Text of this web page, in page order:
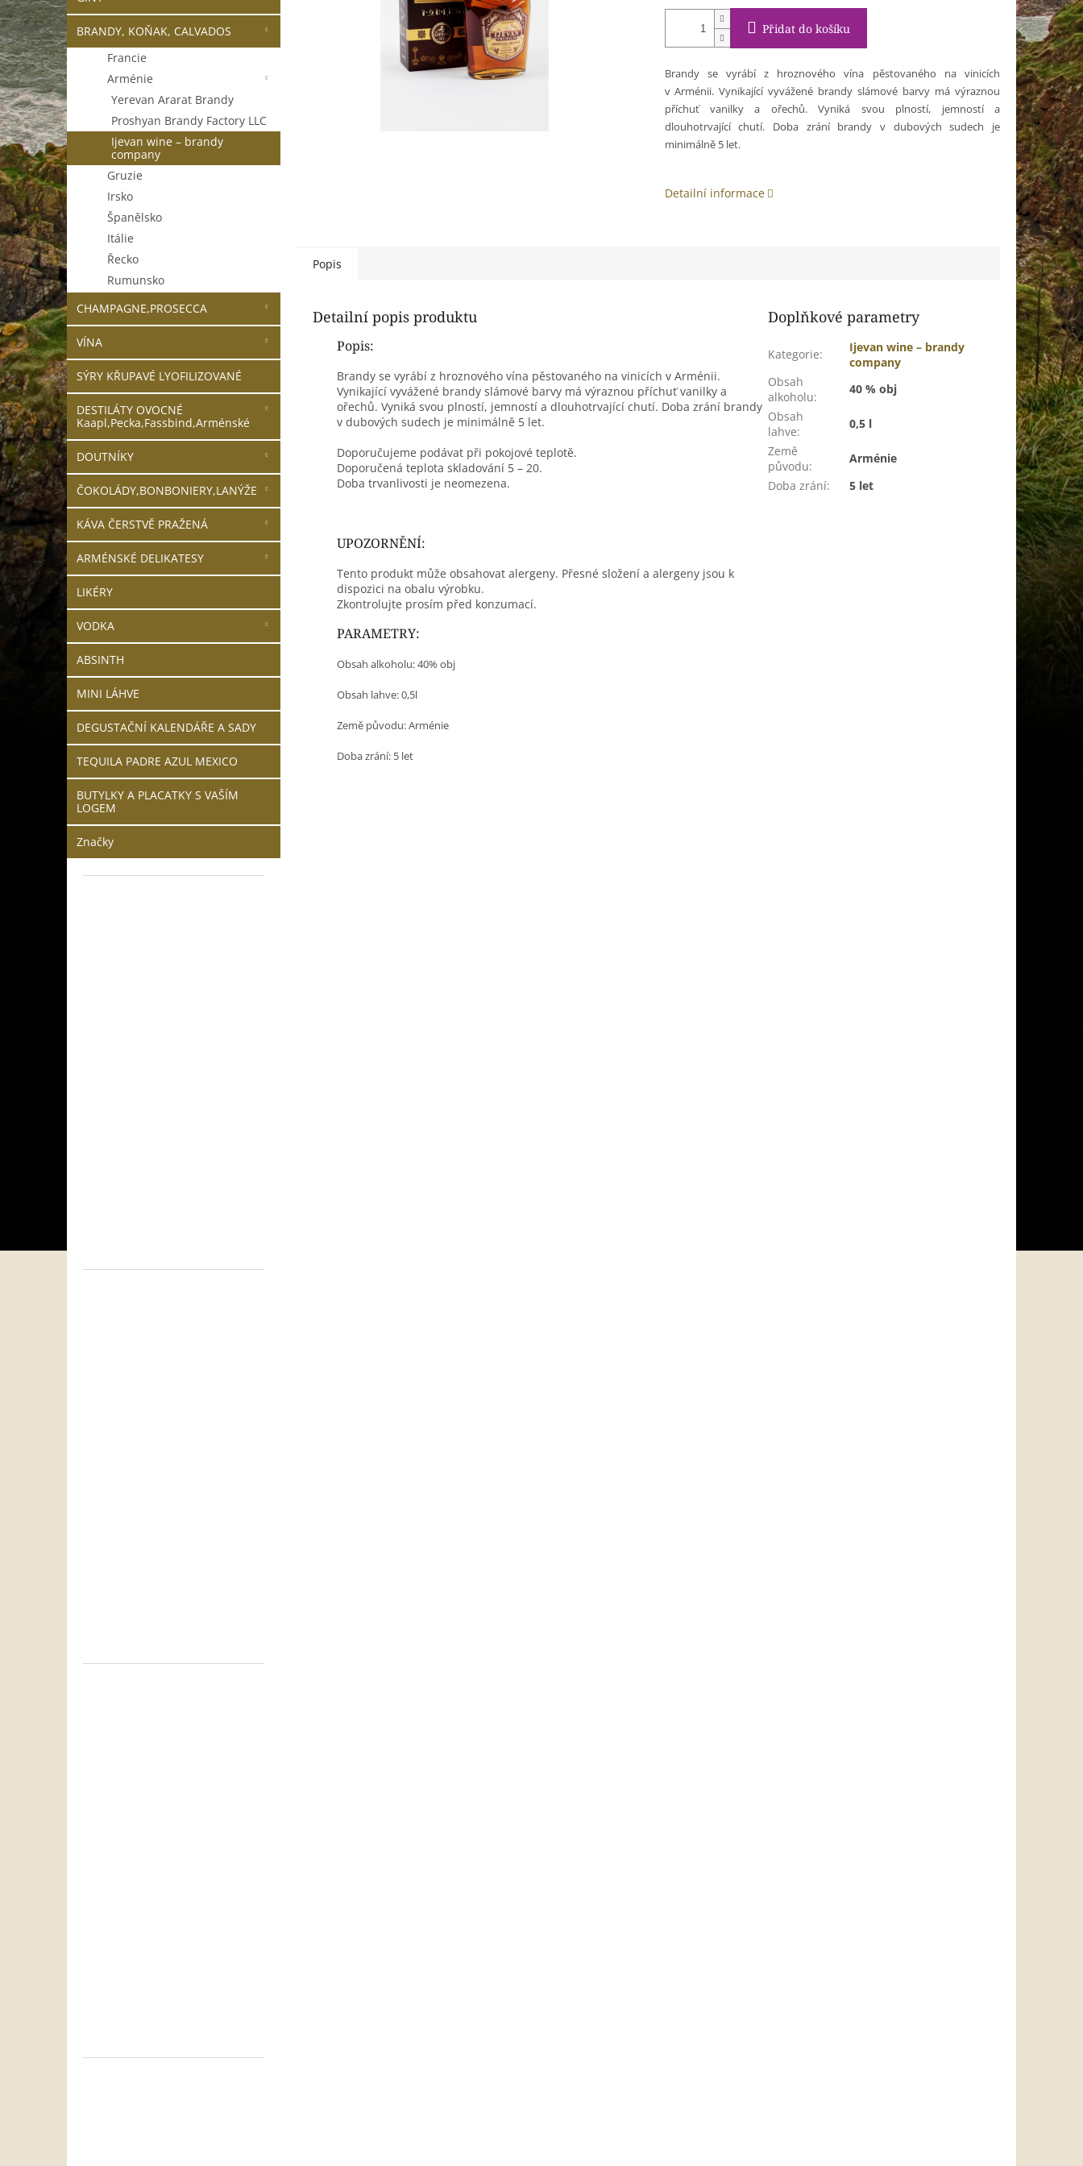
n
e
l
BRANDY, KOŇAK, CALVADOS
Francie
Arménie
Yerevan Ararat Brandy
Proshyan Brandy Factory LLC
Ijevan wine – brandy
company
Gruzie
Irsko
Španělsko
Itálie
Řecko
Rumunsko
CHAMPAGNE,PROSECCA
VÍNA
SÝRY KŘUPAVÉ LYOFILIZOVANÉ
DESTILÁTY OVOCNÉ
Kaapl,Pecka,Fassbind,Arménské
DOUTNÍKY
ČOKOLÁDY,BONBONIERY,LANÝŽE
KÁVA ČERSTVĚ PRAŽENÁ
ARMÉNSKÉ DELIKATESY
LIKÉRY
VODKA
ABSINTH
MINI LÁHVE
DEGUSTAČNÍ KALENDÁŘE A SADY
TEQUILA PADRE AZUL MEXICO
BUTYLKY A PLACATKY S VAŠÍM
LOGEM
Značky
Přidat do košíku
Brandy se vyrábí z hroznového vína pěstovaného na vinicích
v Arménii. Vynikající vyvážené brandy slámové barvy má výraznou
příchuť vanilky a ořechů. Vyniká svou plností, jemností a
dlouhotrvající chutí. Doba zrání brandy v dubových sudech je
minimálně 5 let.
Detailní informace
Popis
Detailní popis produktu
Popis:
Brandy se vyrábí z hroznového vína pěstovaného na vinicích v Arménii.
Vynikající vyvážené brandy slámové barvy má výraznou příchuť vanilky a
ořechů. Vyniká svou plností, jemností a dlouhotrvající chutí. Doba zrání brandy
v dubových sudech je minimálně 5 let.
Doporučujeme podávat při pokojové teplotě.
Doporučená teplota skladování 5 – 20.
Doba trvanlivosti je neomezena.
UPOZORNĚNÍ:
Tento produkt může obsahovat alergeny. Přesné složení a alergeny jsou k
dispozici na obalu výrobku.
Zkontrolujte prosím před konzumací.
PARAMETRY:
Obsah alkoholu: 40% obj
Obsah lahve: 0,5l
Země původu:Arménie
Doba zrání: 5 let
Doplňkové parametry
Kategorie:
Ijevan wine – brandy
company
Obsah
alkoholu:
40 % obj
Obsah
lahve:
0,5 l
Země
původu:
Arménie
Doba zrání: 5 let